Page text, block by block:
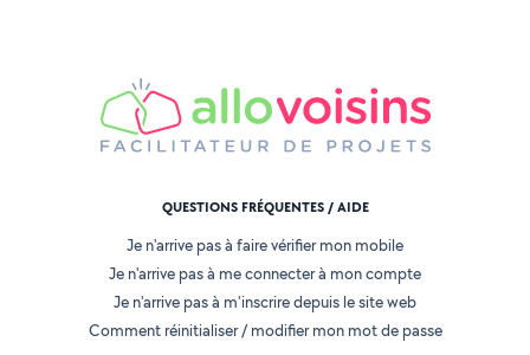
QUESTIONS FRÉQUENTES / AIDE
Je n'arrive pas à faire vérifier mon mobile
Je n'arrive pas à me connecter à mon compte
Je n'arrive pas à m'inscrire depuis le site web
Comment réinitialiser / modifier mon mot de passe